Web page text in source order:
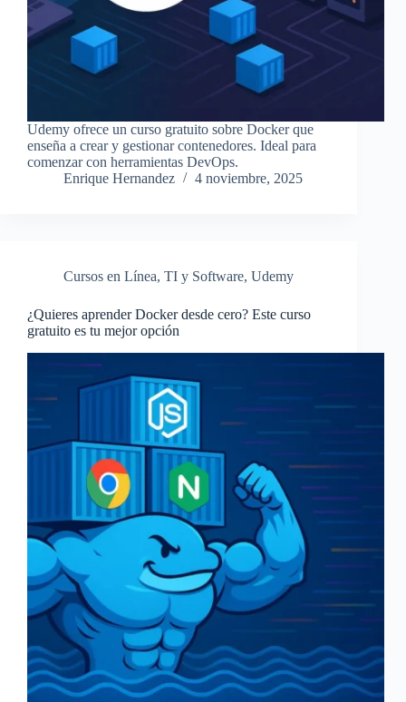
Udemy ofrece un curso gratuito sobre Docker que
enseña a crear y gestionar contenedores. Ideal para
comenzar con herramientas DevOps.
Enrique Hernandez
4 noviembre, 2025
Cursos en Línea, TI y Software, Udemy
¿Quieres aprender Docker desde cero? Este curso
gratuito es tu mejor opción